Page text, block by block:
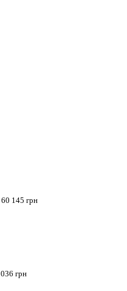
60 145 грн
грн